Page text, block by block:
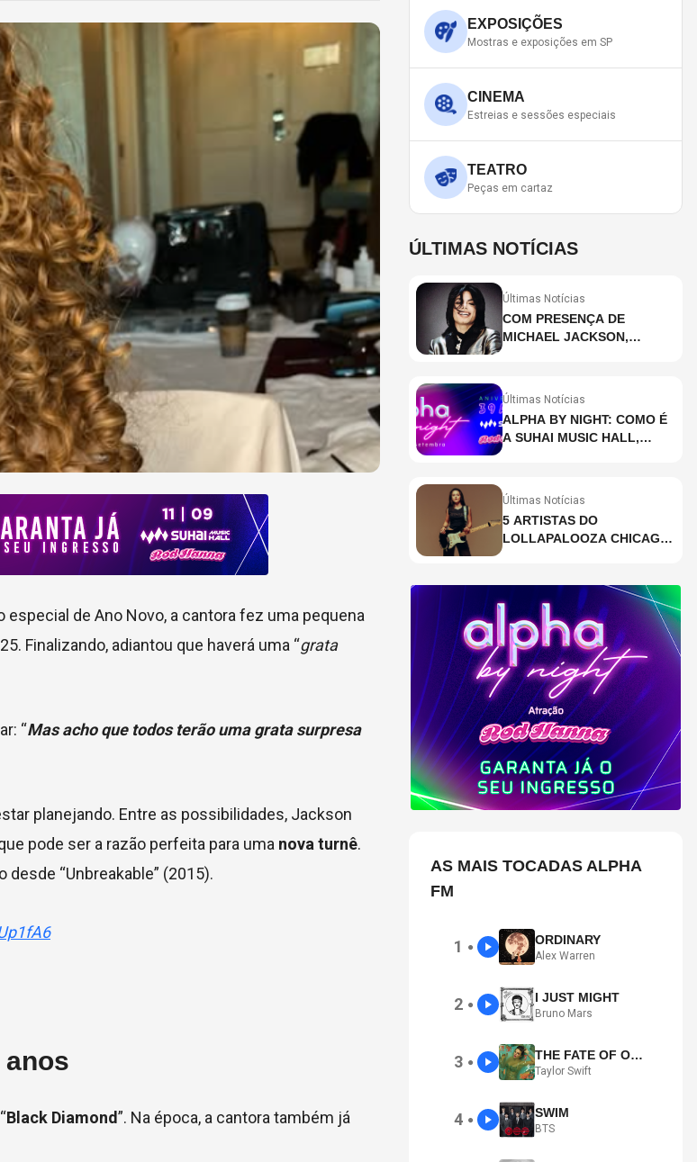
de Ano Novo, a cantora fez uma pequena
Finalizando, adiantou que haverá uma “grata
“Mas acho que todos terão uma grata surpresa
planejando. Entre as possibilidades, Jackson
pode ser a razão perfeita para uma nova turnê.
desde “Unbreakable” (2015).
Black Diamond”. Na época, a cantora também já
EXPOSIÇÕES
Mostras e exposições em SP
CINEMA
Estreias e sessões especiais
TEATRO
Peças em cartaz
ÚLTIMAS NOTÍCIAS
Últimas Notícias
COM PRESENÇA DE
MICHAEL JACKSON,
ATUALMENTE (DE 26 DE
Últimas Notícias
ALPHA BY NIGHT: COMO É
A SUHAI MUSIC HALL,
PAULO?
Últimas Notícias
5 ARTISTAS DO
LOLLAPALOOZA CHICAGO
AS MAIS TOCADAS ALPHA
FM
1 ● ORDINARY
Alex Warren
2 ● I JUST MIGHT
Bruno Mars
3 ● THE FATE OF OPHELIA
Taylor Swift
4 ● SWIM
BTS